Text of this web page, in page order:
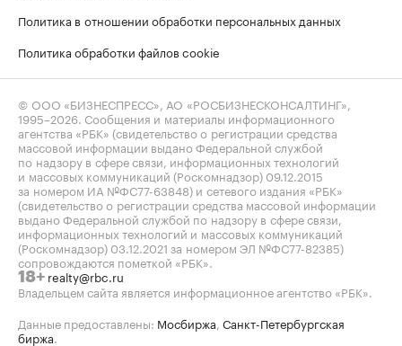
Политика в отношении обработки персональных данных
Политика обработки файлов cookie
© ООО «БИЗНЕСПРЕСС», АО «РОСБИЗНЕСКОНСАЛТИНГ»,
1995–2026. Сообщения и материалы информационного
агентства «РБК» (свидетельство о регистрации средства
массовой информации выдано Федеральной службой
по надзору в сфере связи, информационных технологий
и массовых коммуникаций (Роскомнадзор) 09.12.2015
за номером ИА №ФС77-63848) и сетевого издания «РБК»
(свидетельство о регистрации средства массовой информации
выдано Федеральной службой по надзору в сфере связи,
информационных технологий и массовых коммуникаций
(Роскомнадзор) 03.12.2021 за номером ЭЛ №ФС77-82385)
сопровождаются пометкой «РБК».
18+ realty@rbc.ru
Владельцем сайта является информационное агентство «РБК».
Данные предоставлены: Мосбиржа, Санкт-Петербургская
биржа.